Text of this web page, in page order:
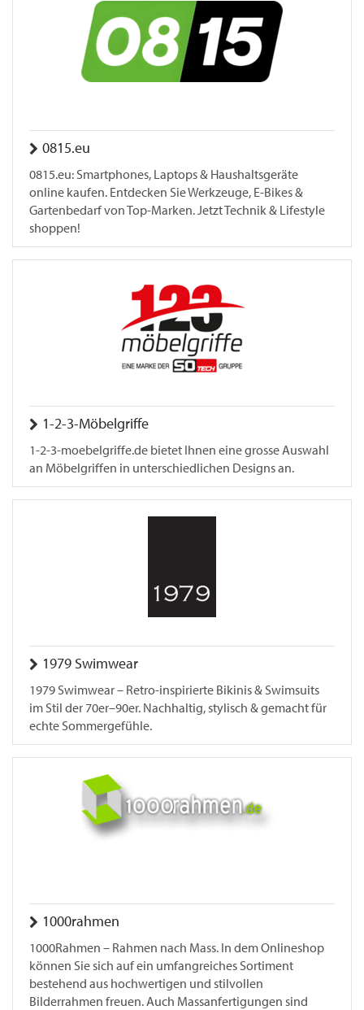
0815.eu
0815.eu: Smartphones, Laptops & Haushaltsgeräte
online kaufen. Entdecken Sie Werkzeuge, E-Bikes &
Gartenbedarf von Top-Marken. Jetzt Technik & Lifestyle
shoppen!
1-2-3-Möbelgriffe
1-2-3-moebelgriffe.de bietet Ihnen eine grosse Auswahl
an Möbelgriffen in unterschiedlichen Designs an.
1979 Swimwear
1979 Swimwear – Retro-inspirierte Bikinis & Swimsuits
im Stil der 70er–90er. Nachhaltig, stylisch & gemacht für
echte Sommergefühle.
1000rahmen
1000Rahmen – Rahmen nach Mass. In dem Onlineshop
können Sie sich auf ein umfangreiches Sortiment
bestehend aus hochwertigen und stilvollen
Bilderrahmen freuen. Auch Massanfertigungen sind